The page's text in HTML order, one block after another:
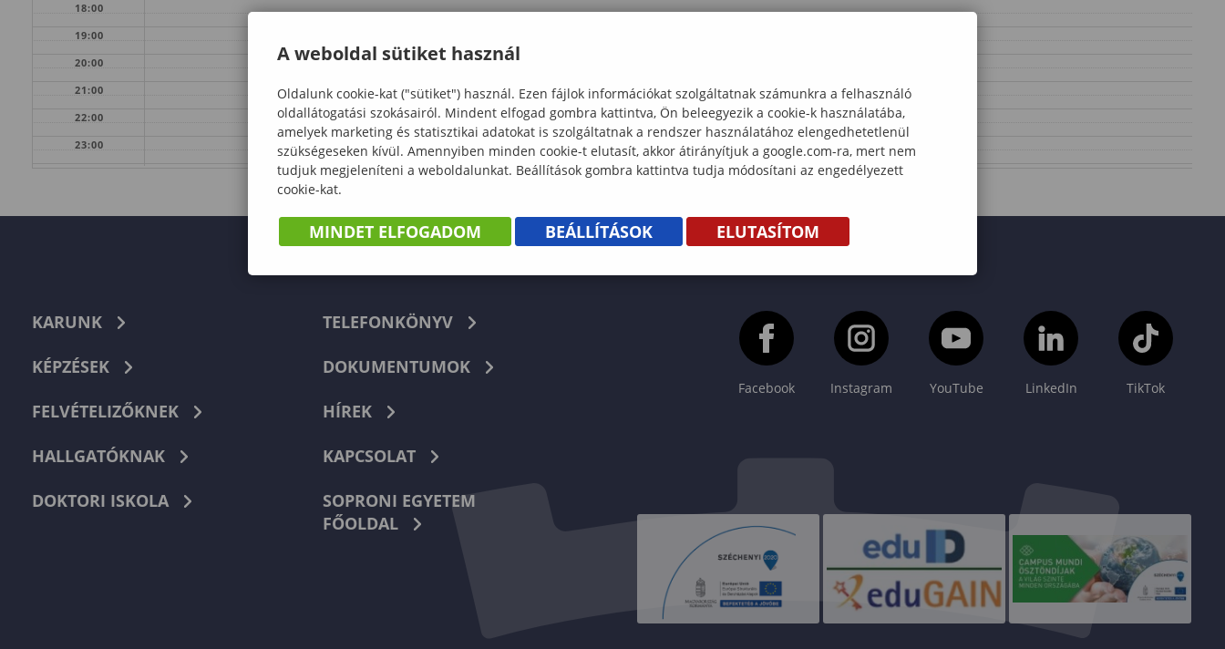
18:00
19:00
20:00
21:00
22:00
23:00
KARUNK
KÉPZÉSEK
FELVÉTELIZŐKNEK
HALLGATÓKNAK
DOKTORI ISKOLA
TELEFONKÖNYV
DOKUMENTUMOK
HÍREK
KAPCSOLAT
SOPRONI EGYETEM
FŐOLDAL
Facebook Instagram YouTube LinkedIn TikTok
A weboldal sütiket használ
Oldalunk cookie-kat ("sütiket") használ. Ezen fájlok információkat szolgáltatnak számunkra a felhasználó
oldallátogatási szokásairól. Mindent elfogad gombra kattintva, Ön beleegyezik a cookie-k használatába,
amelyek marketing és statisztikai adatokat is szolgáltatnak a rendszer használatához elengedhetetlenül
szükségeseken kívül. Amennyiben minden cookie-t elutasít, akkor átirányítjuk a google.com-ra, mert nem
tudjuk megjeleníteni a weboldalunkat. Beállítások gombra kattintva tudja módosítani az engedélyezett
cookie-kat.
MINDET ELFOGADOM BEÁLLÍTÁSOK ELUTASÍTOM